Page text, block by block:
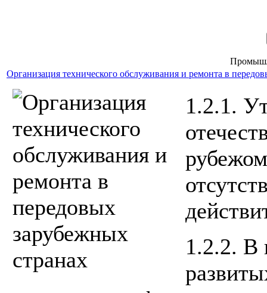
Организация технического обслуживания и ремонта в
1.2.1.
1.2.2. В